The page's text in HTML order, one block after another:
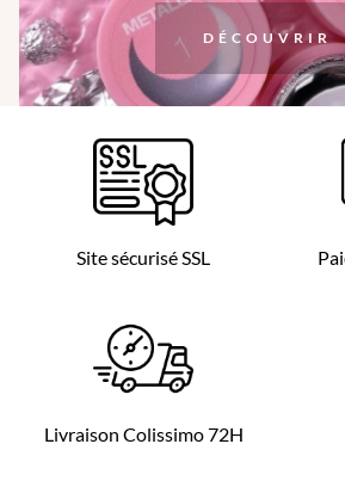
DÉCOUVRIR
Site sécurisé SSL
Livraison Colissimo 72H